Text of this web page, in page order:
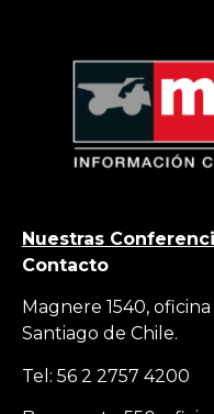
Nuestras
Contacto
Magnere 1540,
Santiago de Chile.
Tel: 56 2 2757 4200